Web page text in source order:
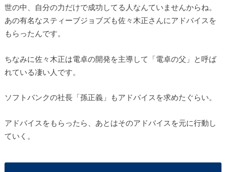
世の中、自分の力だけで成功してる人なんていませんからね。
あの有名なスティーブジョブズも佐々木正さんにアドバイスを
もらったんです。
ちなみに佐々木正は電卓の開発を主導して「電卓の父」と呼ば
れている凄い人です。
ソフトバンクの社長「孫正義」もアドバイスを求めたぐらい。
アドバイスをもらったら、あとはそのアドバイスを元に行動し
ていく。